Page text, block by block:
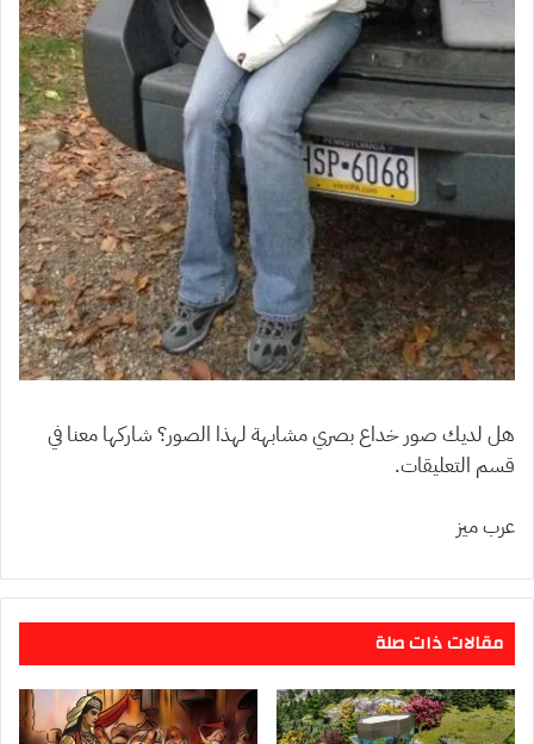
هل لديك صور خداع بصري مشابهة لهذا الصور؟ شاركها معنا في
قسم التعليقات.
عرب ميز
مقالات ذات صلة